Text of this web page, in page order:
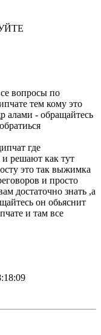
вопросы по
тем кому это
алами - обращайтесь
где
и решают как тут
это так выжимка
и просто
достаточно знать ,а
он обьяснит
и там все